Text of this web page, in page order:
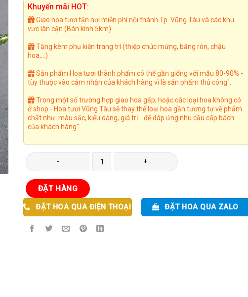
là:
780.000₫.là:
650.000₫.
Khuyến mãi HOT:
Giao hoa tươi tận nơi miễn phí nội thành Tp. Vũng Tàu và các khu
vực lân cận (Bán kính 5km)
Tặng kèm phụ kiện trang trí (thiệp chúc mừng, băng rôn, chậu
hoa,...)
Sản phẩm Hoa tươi thành phẩm có thể gần giống với mẫu 80-90% -
tùy thuộc vào cảm nhận của khách hàng vì là sản phẩm thủ công".
Trong một số trường hợp giao hoa gấp, hoặc các loại hoa không có
ở shop - Hoa tươi Vũng Tàu sẽ thay thế loại hoa gần tương tự về phẩm
chất như: màu sắc, kiểu dáng, giá trị .. để đáp ứng nhu cầu cấp bách
của khách hàng".
Giỏ Hoa 90 số lượng
ĐẶT HÀNG
ĐẶT HOA QUA ĐIỆN THOẠI ĐẶT HOA QUA ZALO